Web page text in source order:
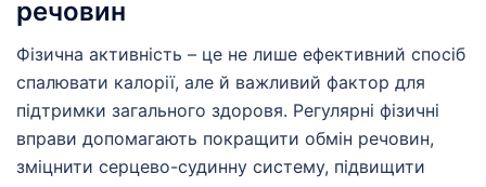
речовин
Фізична активність – це не лише ефективний спосіб
спалювати калорії, але й важливий фактор для
підтримки загального здоровя. Регулярні фізичні
вправи допомагають покращити обмін речовин,
зміцнити серцево-судинну систему, підвищити